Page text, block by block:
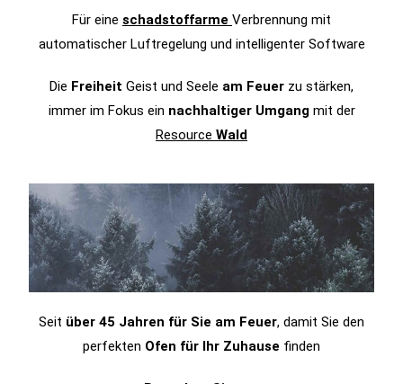
Für eine schadstoffarme Verbrennung mit
automatischer Luftregelung und intelligenter Software
Die Freiheit Geist und Seele am Feuer zu stärken,
immer im Fokus ein nachhaltiger Umgangmit der
Resource Wald
Seit über 45 Jahren für Sie am Feuer, damit Sie den
perfekten Ofen für Ihr Zuhause finden